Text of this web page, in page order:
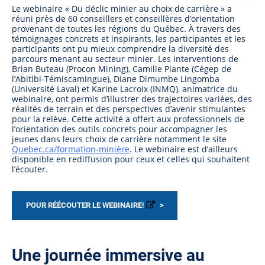
Le webinaire « Du déclic minier au choix de carrière » a
réuni près de 60 conseillers et conseillères d’orientation
provenant de toutes les régions du Québec. À travers des
témoignages concrets et inspirants, les participantes et les
participants ont pu mieux comprendre la diversité des
parcours menant au secteur minier. Les interventions de
Brian Buteau (Procon Mining), Camille Plante (Cégep de
l’Abitibi-Témiscamingue), Diane Dimumbe Lingomba
(Université Laval) et Karine Lacroix (INMQ), animatrice du
webinaire, ont permis d’illustrer des trajectoires variées, des
réalités de terrain et des perspectives d’avenir stimulantes
pour la relève. Cette activité a offert aux professionnels de
l’orientation des outils concrets pour accompagner les
jeunes dans leurs choix de carrière notamment le site
Quebec.ca/formation-minière. Le webinaire est d’ailleurs
disponible en rediffusion pour ceux et celles qui souhaitent
l’écouter.
POUR RÉÉCOUTER LE WEBINAIRE!
Une journée immersive au